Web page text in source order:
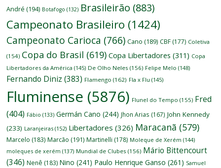
André (194) Botafogo (132) Brasileirão (883)
Campeonato Brasileiro (1424)
Campeonato Carioca (766) Cano (189) CBF (177) Coletiva
(154) Copa do Brasil (619) Copa Libertadores (311) Copa
Libertadores da América (145) De Olho Neles (156) Felipe Melo (148)
Fernando Diniz (383) Flamengo (162) Fla x Flu (145)
Fluminense (5876) Flunel do Tempo (155) Fred
(404) Fábio (133) Germán Cano (244) Jhon Arias (167) John Kennedy
(233) Laranjeiras (152) Libertadores (326) Maracanã (579)
Marcelo (183) Marcão (191) Martinelli (178) Moleque de Xerém (144)
moleques de xerém (137) Mundial de Clubes (156) Mário Bittencourt
(346) Nenê (183) Nino (241) Paulo Henrique Ganso (261) Samuel